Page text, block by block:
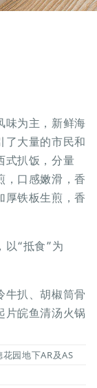
味为主，新鲜海
了大量的市民和
式扒饭，分量
，口感嫩滑，香
厚铁板生煎，香
以“抵食”为
牛扒、胡椒筒骨
片皖鱼清汤火锅
园地下AR及AS